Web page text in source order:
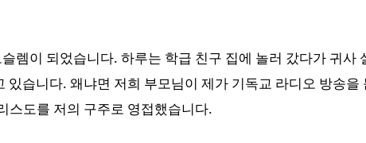
렘이 되었습니다. 하루는 학급 친구 집에 놀러 갔다가 귀사
습니다. 왜냐면 저희 부모님이 제가 기독교 라디오 방송
스도를 저의 구주로 영접했습니다.